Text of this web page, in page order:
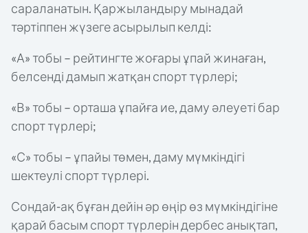
сараланатын. Қаржыландыру мынадай
тәртіппен жүзеге асырылып келді:
«А» тобы – рейтингте жоғары ұпай жинаған,
белсенді дамып жатқан спорт түрлері;
«В» тобы – орташа ұпайға ие, даму әлеуеті бар
спорт түрлері;
«С» тобы – ұпайы төмен, даму мүмкіндігі
шектеулі спорт түрлері.
Сондай-ақ бұған дейін әр өңір өз мүмкіндігіне
қарай басым спорт түрлерін дербес анықтап,